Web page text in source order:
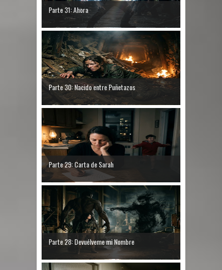
Parte 31: Ahora
Parte 30: Nacido entre Puñetazos
Parte 29: Carta de Sarah
Parte 28: Devuélveme mi Nombre